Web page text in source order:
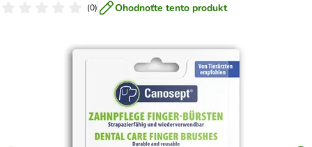
(0) Ohodnoťte tento produkt